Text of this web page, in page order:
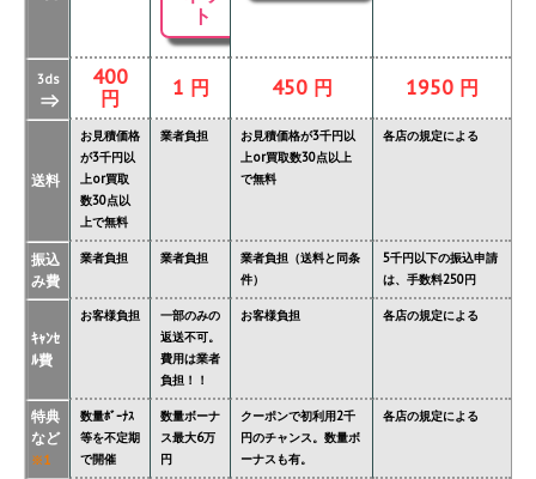
ト
3ds
⇒
400
円
1 円 450 円 1950 円
送料
お見積価格
が3千円以
上or買取
数30点以
上で無料
業者負担
お見積価格が3千円以
上or買取数30点以上
で無料
各店の規定による
振込
み費
業者負担 業者負担
業者負担（送料と同条
件）
5千円以下の振込申請
は、手数料250円
ｷｬﾝｾ
ﾙ費
お客様負担
一部のみの
返送不可。
費用は業者
負担！！
お客様負担 各店の規定による
特典
など
※1
数量ﾎﾞｰﾅｽ
等を不定期
で開催
数量ボーナ
ス最大6万
円
クーポンで初利用2千
円のチャンス。数量ボ
ーナスも有。
各店の規定による